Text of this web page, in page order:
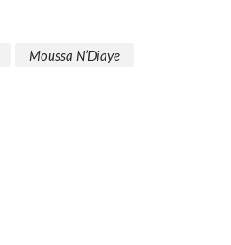
Moussa N’Diaye